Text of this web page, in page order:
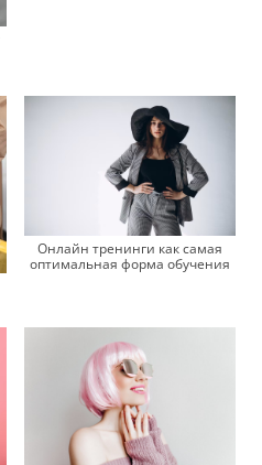
Онлайн тренинги как самая
оптимальная форма обучения